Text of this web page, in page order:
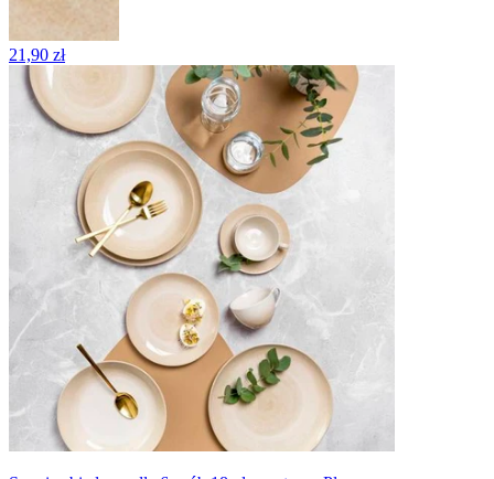
21,90 zł